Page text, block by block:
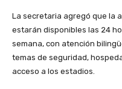
La secretaria agregó que la
estarán disponibles las 24
semana, con atención
temas de seguridad,
acceso a los estadios.